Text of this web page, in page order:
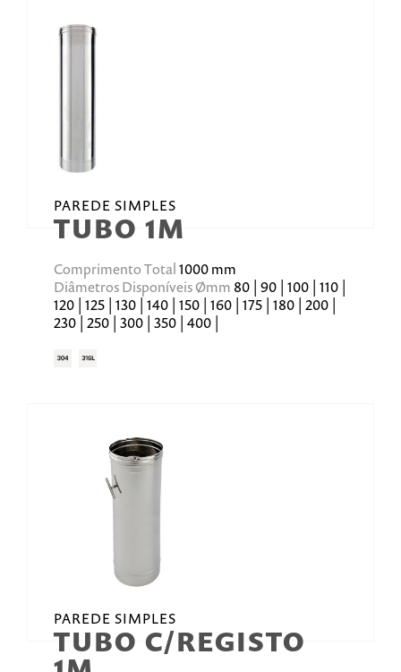
PAREDE SIMPLES
TUBO 1M
Comprimento Total1000 mm
Diâmetros Disponíveis Ømm 80 | 90 | 100 | 110 |
120 | 125 | 130 | 140 | 150 | 160 | 175 | 180 | 200 |
230 | 250 | 300 | 350 | 400 |
PAREDE SIMPLES
TUBO C/REGISTO